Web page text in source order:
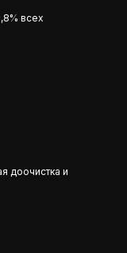
всех
доочистка и